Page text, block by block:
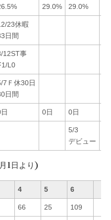
29.0% 29.0%
23休暇
日間
12ST事
L0
7Ｆ休30日
日間
0日 0日
5/3
デビュー
1日より)
4 5 6
66 25 109